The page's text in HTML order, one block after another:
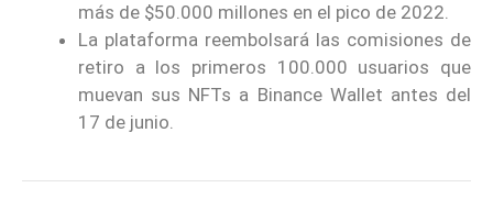
más de $50.000 millones en el pico de 2022.
La plataforma reembolsará las comisiones de
retiro a los primeros 100.000 usuarios que
muevan sus NFTs a Binance Wallet antes del
17 de junio.